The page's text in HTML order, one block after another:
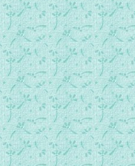
到的罪愆.mp3
堂.mp3
美.mp3